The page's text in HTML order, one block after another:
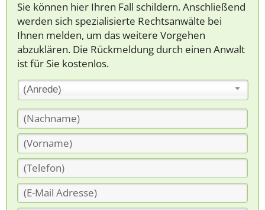
Sie können hier Ihren Fall schildern. Anschließend
werden sich spezialisierte Rechtsanwälte bei
Ihnen melden, um das weitere Vorgehen
abzuklären. Die Rückmeldung durch einen Anwalt
ist für Sie kostenlos.
(Anrede)